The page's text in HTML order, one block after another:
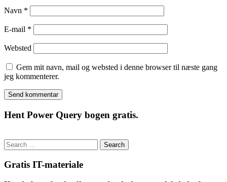
Navn *
E-mail *
Websted
Gem mit navn, mail og websted i denne browser til næste gang
jeg kommenterer.
Hent Power Query bogen gratis.
Search
for:
Gratis IT-materiale